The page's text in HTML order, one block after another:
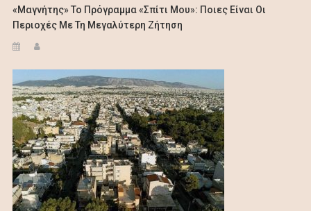
«Μαγνήτης» Το Πρόγραμμα «Σπίτι Μου»: Ποιες Είναι Οι
Περιοχές Με Τη Μεγαλύτερη Ζήτηση